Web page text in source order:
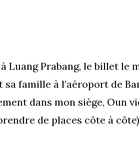
Luang Prabang, le billet le
sa famille à l’aéroport de
dans mon siège, Oun
de places côte à